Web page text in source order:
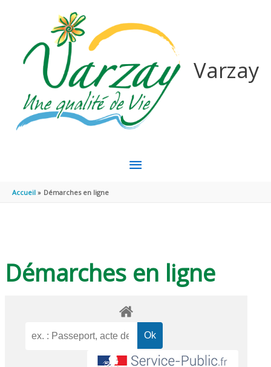
Varzay
MENU
Accueil Démarches en ligne
Démarches en ligne